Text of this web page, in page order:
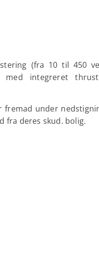
(fra 10 til 450
med integreret
under
fra deres skud. bolig.